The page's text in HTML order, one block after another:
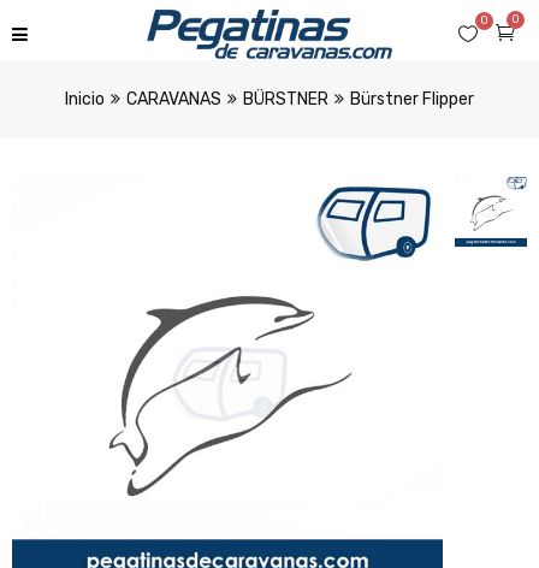
0
0
Inicio CARAVANAS BÜRSTNER Bürstner Flipper